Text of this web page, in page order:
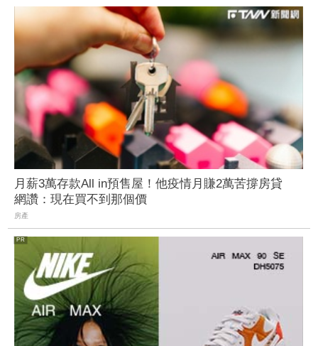
月薪3萬存款All in預售屋！他疫情月賺2萬苦撐房貸
網讚：現在買不到那個價
房產